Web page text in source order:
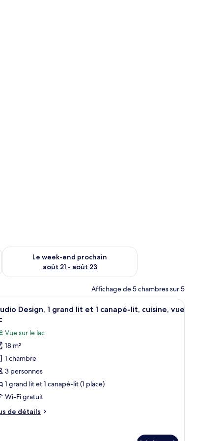
août 14 - août 16
Le week-end prochain
août 21 - août 23
Vérifier la disponibilité pour le week-end prochain août 21 -
Affichage de 5 chambres sur 5
sur la ville.comprenant un lit, des tables de chevet et une grande fenêtre.
:
Une chambre d’hôtel moderne dotée d’un
13
Design, 1 grand lit et 1 canapé-lit, cuisine, vue
Vue sur le lac
18 m²
1 chambre
3 personnes
1 grand lit et 1 canapé-lit (1 place)
Wi-Fi gratuit
de détails